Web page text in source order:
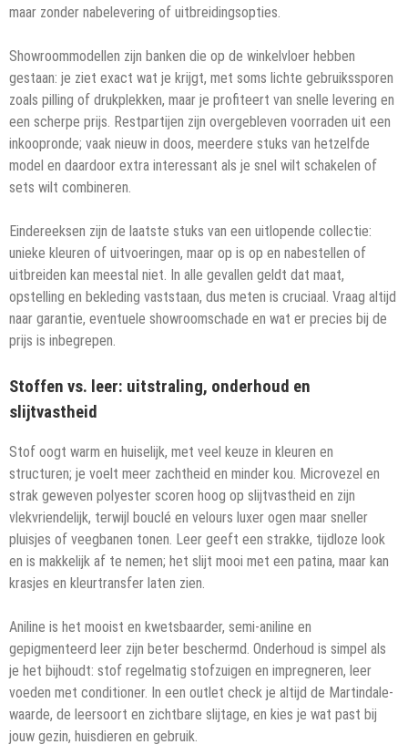
maar zonder nabelevering of uitbreidingsopties.
Showroommodellen zijn banken die op de winkelvloer hebben
gestaan: je ziet exact wat je krijgt, met soms lichte gebruikssporen
zoals pilling of drukplekken, maar je profiteert van snelle levering en
een scherpe prijs. Restpartijen zijn overgebleven voorraden uit een
inkoopronde; vaak nieuw in doos, meerdere stuks van hetzelfde
model en daardoor extra interessant als je snel wilt schakelen of
sets wilt combineren.
Eindereeksen zijn de laatste stuks van een uitlopende collectie:
unieke kleuren of uitvoeringen, maar op is op en nabestellen of
uitbreiden kan meestal niet. In alle gevallen geldt dat maat,
opstelling en bekleding vaststaan, dus meten is cruciaal. Vraag altijd
naar garantie, eventuele showroomschade en wat er precies bij de
prijs is inbegrepen.
Stoffen vs. leer: uitstraling, onderhoud en
slijtvastheid
Stof oogt warm en huiselijk, met veel keuze in kleuren en
structuren; je voelt meer zachtheid en minder kou. Microvezel en
strak geweven polyester scoren hoog op slijtvastheid en zijn
vlekvriendelijk, terwijl bouclé en velours luxer ogen maar sneller
pluisjes of veegbanen tonen. Leer geeft een strakke, tijdloze look
en is makkelijk af te nemen; het slijt mooi met een patina, maar kan
krasjes en kleurtransfer laten zien.
Aniline is het mooist en kwetsbaarder, semi-aniline en
gepigmenteerd leer zijn beter beschermd. Onderhoud is simpel als
je het bijhoudt: stof regelmatig stofzuigen en impregneren, leer
voeden met conditioner. In een outlet check je altijd de Martindale-
waarde, de leersoort en zichtbare slijtage, en kies je wat past bij
jouw gezin, huisdieren en gebruik.